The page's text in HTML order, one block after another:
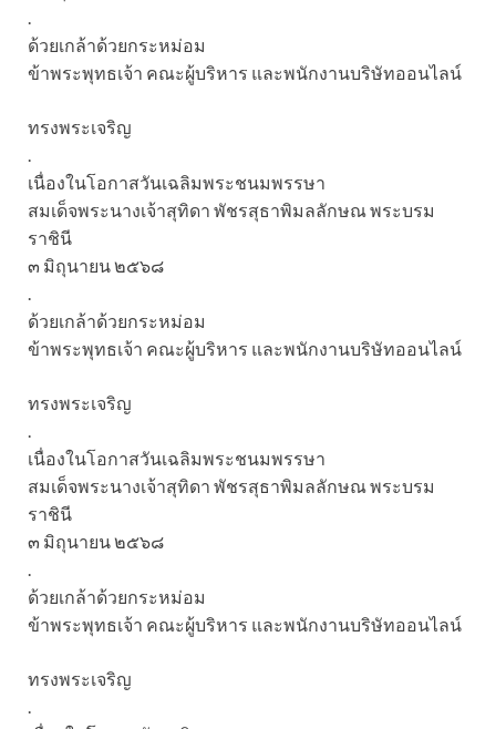
.
ด้วยเกล้าด้วยกระหม่อม
ข้าพระพุทธเจ้า คณะผู้บริหาร และพนักงานบริษัทออนไลน์
ทรงพระเจริญ
.
เนื่องในโอกาสวันเฉลิมพระชนมพรรษา
สมเด็จพระนางเจ้าสุทิดา พัชรสุธาพิมลลักษณ พระบรม
ราชินี
๓ มิถุนายน ๒๕๖๘
.
ด้วยเกล้าด้วยกระหม่อม
ข้าพระพุทธเจ้า คณะผู้บริหาร และพนักงานบริษัทออนไลน์
ทรงพระเจริญ
.
เนื่องในโอกาสวันเฉลิมพระชนมพรรษา
สมเด็จพระนางเจ้าสุทิดา พัชรสุธาพิมลลักษณ พระบรม
ราชินี
๓ มิถุนายน ๒๕๖๘
.
ด้วยเกล้าด้วยกระหม่อม
ข้าพระพุทธเจ้า คณะผู้บริหาร และพนักงานบริษัทออนไลน์
ทรงพระเจริญ
.